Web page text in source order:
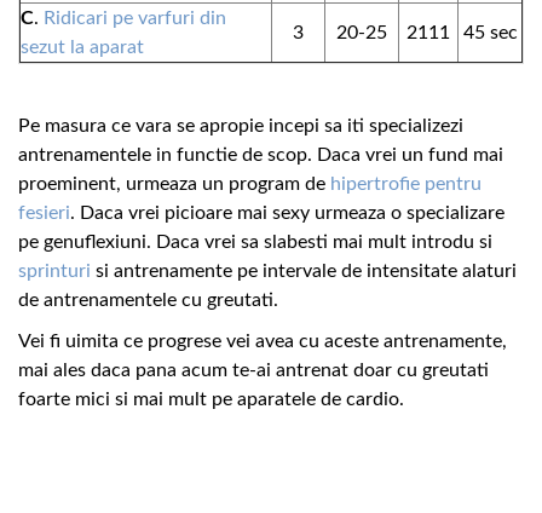
C. Ridicari pe varfuri din
sezut la aparat
3 20-25 2111 45 sec
Pe masura ce vara se apropie incepi sa iti specializezi
antrenamentele in functie de scop. Daca vrei un fund mai
proeminent, urmeaza un program de hipertrofie pentru
fesieri. Daca vrei picioare mai sexy urmeaza o specializare
pe genuflexiuni. Daca vrei sa slabesti mai mult introdu si
sprinturi si antrenamente pe intervale de intensitate alaturi
de antrenamentele cu greutati.
Vei fi uimita ce progrese vei avea cu aceste antrenamente,
mai ales daca pana acum te-ai antrenat doar cu greutati
foarte mici si mai mult pe aparatele de cardio.